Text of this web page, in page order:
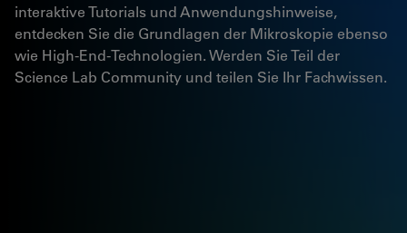
interaktive Tutorials und Anwendungshinweise,
entdecken Sie die Grundlagen der Mikroskopie ebenso
wie High-End-Technologien. Werden Sie Teil der
Science Lab Community und teilen Sie Ihr Fachwissen.